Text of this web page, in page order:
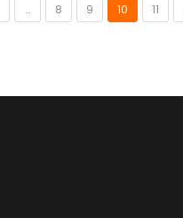
… 8 9 10 11